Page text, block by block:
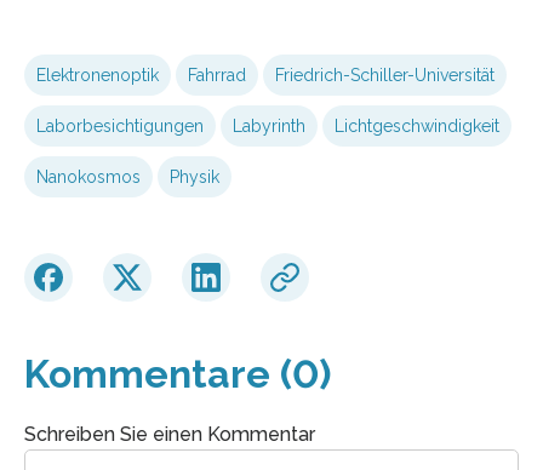
Elektronenoptik Fahrrad Friedrich-Schiller-Universität
Laborbesichtigungen Labyrinth Lichtgeschwindigkeit
Nanokosmos Physik
Kommentare (0)
Schreiben Sie einen Kommentar